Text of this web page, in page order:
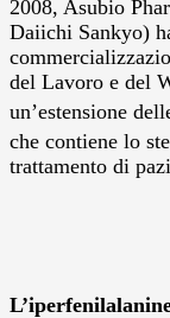
2008, Asubio
Daiichi Sankyo)
del Lavoro e del
un’estensione
che contiene lo
trattamento di